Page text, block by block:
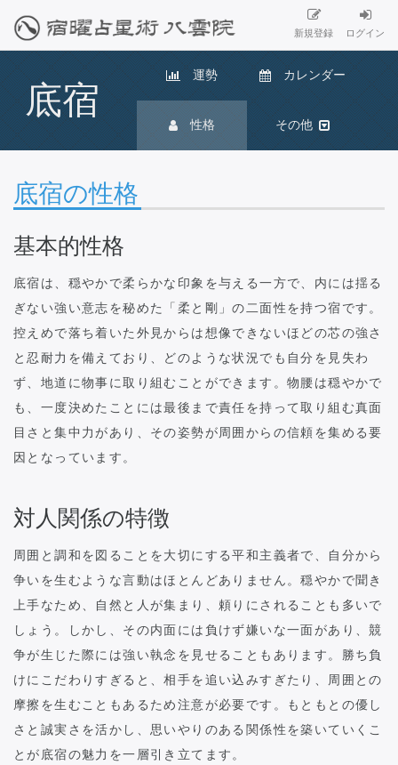
新規登録 ログイン
底宿
運勢 カレンダー
性格 その他
底宿の性格
基本的性格
底宿は、穏やかで柔らかな印象を与える一方で、内には揺る
ぎない強い意志を秘めた「柔と剛」の二面性を持つ宿です。
控えめで落ち着いた外見からは想像できないほどの芯の強さ
と忍耐力を備えており、どのような状況でも自分を見失わ
ず、地道に物事に取り組むことができます。物腰は穏やかで
も、一度決めたことには最後まで責任を持って取り組む真面
目さと集中力があり、その姿勢が周囲からの信頼を集める要
因となっています。
対人関係の特徴
周囲と調和を図ることを大切にする平和主義者で、自分から
争いを生むような言動はほとんどありません。穏やかで聞き
上手なため、自然と人が集まり、頼りにされることも多いで
しょう。しかし、その内面には負けず嫌いな一面があり、競
争が生じた際には強い執念を見せることもあります。勝ち負
けにこだわりすぎると、相手を追い込みすぎたり、周囲との
摩擦を生むこともあるため注意が必要です。もともとの優し
さと誠実さを活かし、思いやりのある関係性を築いていくこ
とが底宿の魅力を一層引き立てます。